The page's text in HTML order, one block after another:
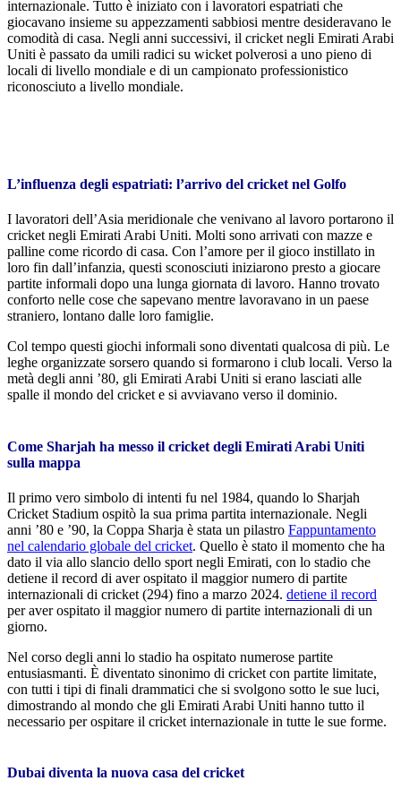
internazionale. Tutto è iniziato con i lavoratori espatriati che
giocavano insieme su appezzamenti sabbiosi mentre desideravano le
comodità di casa. Negli anni successivi, il cricket negli Emirati Arabi
Uniti è passato da umili radici su wicket polverosi a uno pieno di
locali di livello mondiale e di un campionato professionistico
riconosciuto a livello mondiale.
L’influenza degli espatriati: l’arrivo del cricket nel Golfo
I lavoratori dell’Asia meridionale che venivano al lavoro portarono il
cricket negli Emirati Arabi Uniti. Molti sono arrivati ​​con mazze e
palline come ricordo di casa. Con l’amore per il gioco instillato in
loro fin dall’infanzia, questi sconosciuti iniziarono presto a giocare
partite informali dopo una lunga giornata di lavoro. Hanno trovato
conforto nelle cose che sapevano mentre lavoravano in un paese
straniero, lontano dalle loro famiglie.
Col tempo questi giochi informali sono diventati qualcosa di più. Le
leghe organizzate sorsero quando si formarono i club locali. Verso la
metà degli anni ’80, gli Emirati Arabi Uniti si erano lasciati alle
spalle il mondo del cricket e si avviavano verso il dominio.
Come Sharjah ha messo il cricket degli Emirati Arabi Uniti
sulla mappa
Il primo vero simbolo di intenti fu nel 1984, quando lo Sharjah
Cricket Stadium ospitò la sua prima partita internazionale. Negli
anni ’80 e ’90, la Coppa Sharja è stata un pilastro Fappuntamento
nel calendario globale del cricket. Quello è stato il momento che ha
dato il via allo slancio dello sport negli Emirati, con lo stadio che
detiene il record di aver ospitato il maggior numero di partite
internazionali di cricket (294) fino a marzo 2024. detiene il record
per aver ospitato il maggior numero di partite internazionali di un
giorno.
Nel corso degli anni lo stadio ha ospitato numerose partite
entusiasmanti. È diventato sinonimo di cricket con partite limitate,
con tutti i tipi di finali drammatici che si svolgono sotto le sue luci,
dimostrando al mondo che gli Emirati Arabi Uniti hanno tutto il
necessario per ospitare il cricket internazionale in tutte le sue forme.
Dubai diventa la nuova casa del cricket